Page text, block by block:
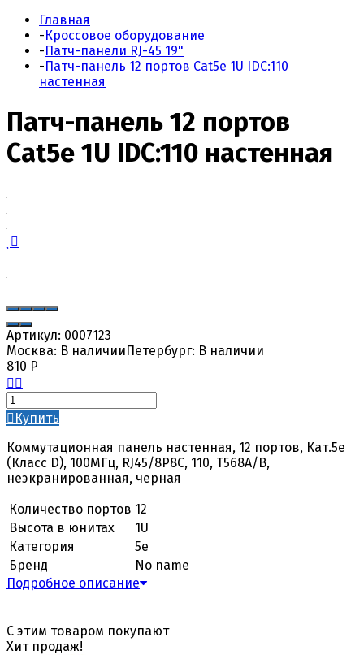
Главная
-Кроссовое оборудование
-Патч-панели RJ-45 19"
-Патч-панель 12 портов Cat5e 1U IDC:110
настенная
Патч-панель 12 портов
Cat5e 1U IDC:110 настенная
Артикул: 0007123
Москва: В наличииПетербург: В наличии
810 Р
Купить
Коммутационная панель настенная, 12 портов, Кат.5e
(Класс D), 100МГц, RJ45/8P8C, 110, T568A/B,
неэкранированная, черная
Количество портов 12
Высота в юнитах
1U
Категория
5е
Бренд
No name
Подробное описание
С этим товаром покупают
Хит продаж!